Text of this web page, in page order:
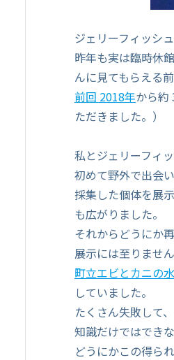
ジェリーフィッシ
昨年も実は臨時休
んに見てもらえる
前回 2018年から約
ただきました。）
私とジェリーフィ
初めて野外で出会
採集した個体を展
も広がりました。
それからどうにか
展示には至りませ
町立エビとカニの
していました。
たくさん失敗して
知識だけではでき
どうにかこの得ら